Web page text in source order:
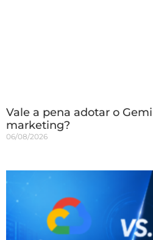
Vale a pena adotar o
marketing?
06/08/2026